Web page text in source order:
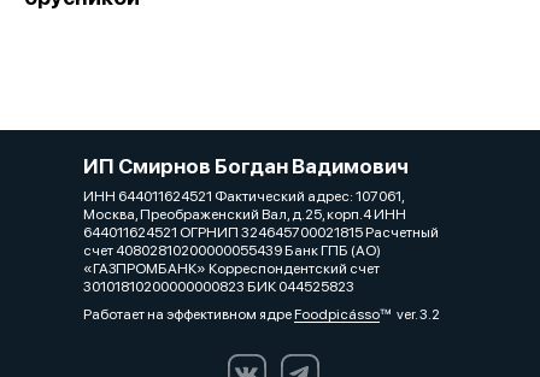
ИП Смирнов Богдан Вадимович
ИНН 644011624521 Фактический адрес: 107061,
Москва, Преображенский Вал, д.25, корп.4 ИНН
644011624521 ОГРНИП 324645700021815 Расчетный
счет 40802810200000055439 Банк ГПБ (АО)
«ГАЗПРОМБАНК» Корреспондентский счет
30101810200000000823 БИК 044525823
Работает на эффективном ядреFoodpicássover. 3.2